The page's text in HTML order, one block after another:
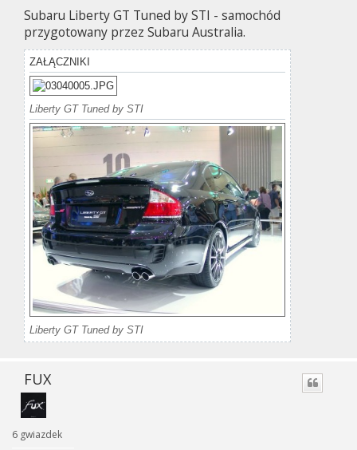
Subaru Liberty GT Tuned by STI - samochód
przygotowany przez Subaru Australia.
ZAŁĄCZNIKI
Liberty GT Tuned by STI
Liberty GT Tuned by STI
FUX
6 gwiazdek